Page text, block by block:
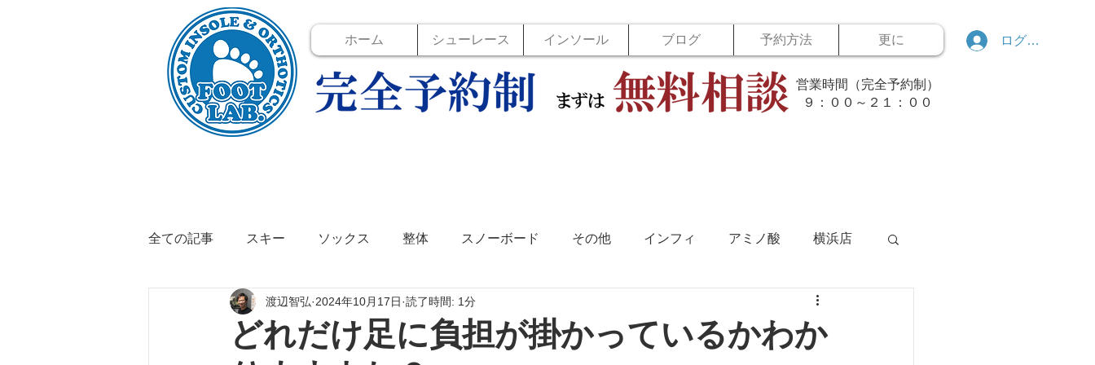
ホーム シューレース インソール ブログ 予約方法 更に
営業時間（完全予約制）
​９：００～２１：００
ログイン
全ての記事 スキー ソックス 整体 スノーボード その他 インフィ アミノ酸 横浜店
イベント インソール フットラボ ボウリング
どれだけ足に負担が掛かっているかわか
渡辺智弘 2024年10月17日 読了時間: 1分